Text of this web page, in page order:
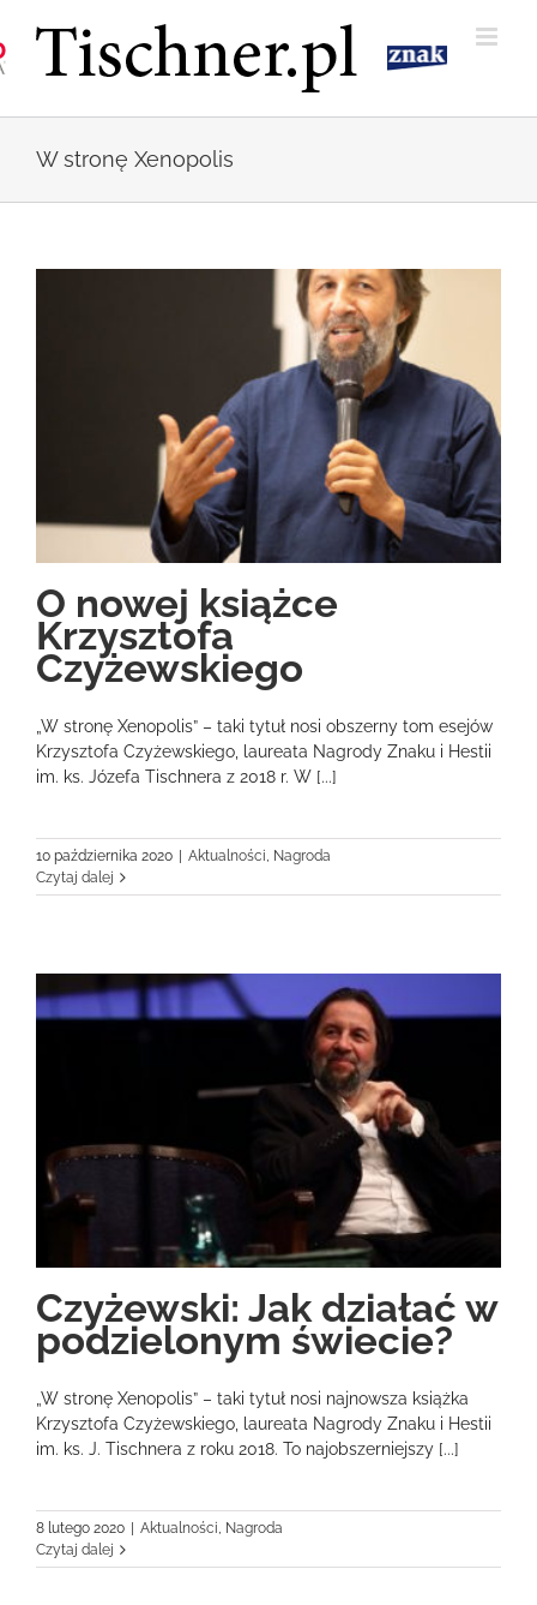
zawartości
W stronę Xenopolis
O nowej książce
Krzysztofa
Czyżewskiego
„W stronę Xenopolis” – taki tytuł nosi obszerny tom esejów
Krzysztofa Czyżewskiego, laureata Nagrody Znaku i Hestii
im. ks. Józefa Tischnera z 2018 r. W [...]
10 października 2020 Aktualności, Nagroda
Czytaj dalej
Czyżewski: Jak działać w
podzielonym świecie?
„W stronę Xenopolis” – taki tytuł nosi najnowsza książka
Krzysztofa Czyżewskiego, laureata Nagrody Znaku i Hestii
im. ks. J. Tischnera z roku 2018. To najobszerniejszy [...]
8 lutego 2020 | Aktualności, Nagroda
Czytaj dalej